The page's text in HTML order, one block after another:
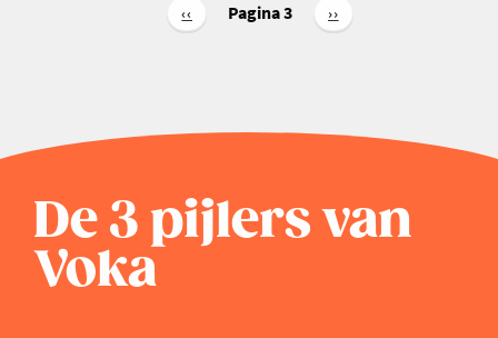
Vorige
pagina
‹‹ Pagina 3
Volgende
pagina
››
De 3 pijlers van
Voka